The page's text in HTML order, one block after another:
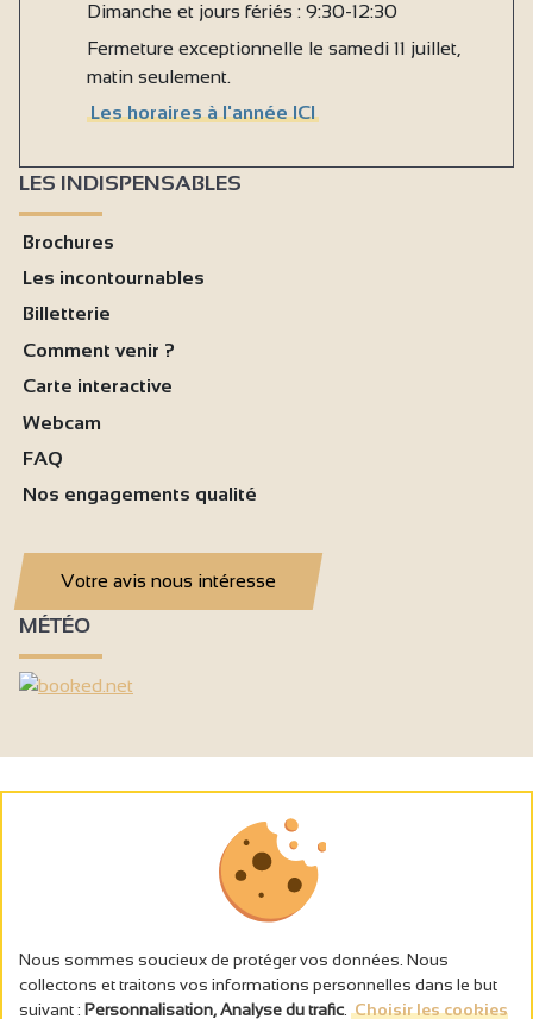
Dimanche et jours fériés : 9:30-12:30
Fermeture exceptionnelle le samedi 11 juillet,
matin seulement.
Les horaires à l'année ICI
LES INDISPENSABLES
Brochures
Les incontournables
Billetterie
Comment venir ?
Carte interactive
Webcam
FAQ
Nos engagements qualité
Votre avis nous intéresse
MÉTÉO
Nous sommes soucieux de protéger vos données. Nous
collectons et traitons vos informations personnelles dans le but
suivant : Personnalisation, Analyse du trafic Choisir les cookies